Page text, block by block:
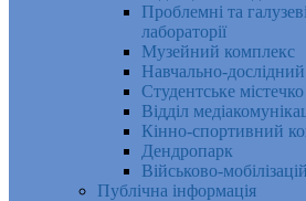
Проблемні та
лабораторії
Музейний комплекс
Навчально-
Студентське містечко
Відділ
Кінно-спортивний
Дендропарк
Військово-
Публічна інформація